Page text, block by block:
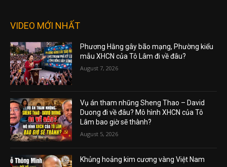
VIDEO MỚI NHẤT
Phương Hằng gây bão mạng, Phường kiểu
mẫu XHCN của Tô Lâm đi về đâu?
August 7, 2026
Vụ án tham nhũng Sheng Thao – David
Duong đi về đâu? Mô hình XHCN của Tô
Lâm bao giờ sẽ thành?
August 5, 2026
Khủng hoảng kim cương vàng Việt Nam